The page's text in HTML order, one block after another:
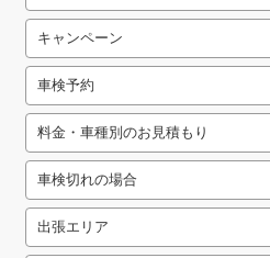
キャンペーン
車検予約
料金・車種別のお見積もり
車検切れの場合
出張エリア